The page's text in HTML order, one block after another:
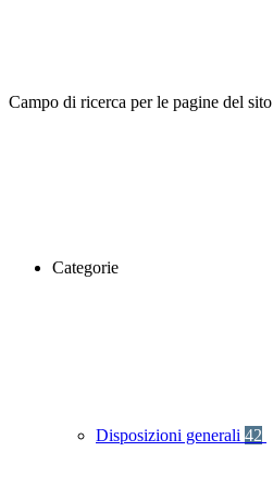
Campo di ricerca per le pagine del sito
Categorie
Disposizioni generali 42